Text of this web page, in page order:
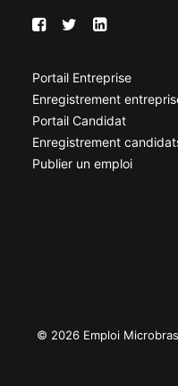
Portail Entreprise
Enregistrement
Portail Candidat
Enregistrement
Publier un emploi
© 2026 Emploi